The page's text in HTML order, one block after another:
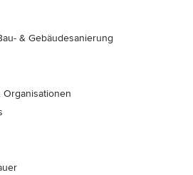
& Gebäudesanierung